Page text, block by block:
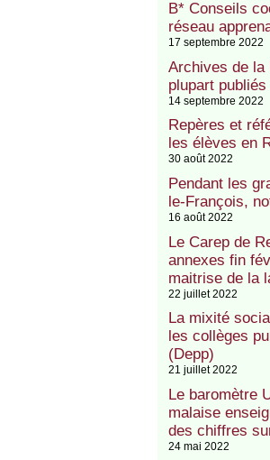
B* Conseils
réseau
17 septembre 2022
Archives de la
plupart
14 septembre 2022
Repères et
les élèves en
30 août 2022
Pendant les
le-François,
16 août 2022
Le Carep de
annexes fin
maitrise de la
22 juillet 2022
La mixité
les collèges
(Depp)
21 juillet 2022
Le baromètre
malaise
des chiffres
24 mai 2022